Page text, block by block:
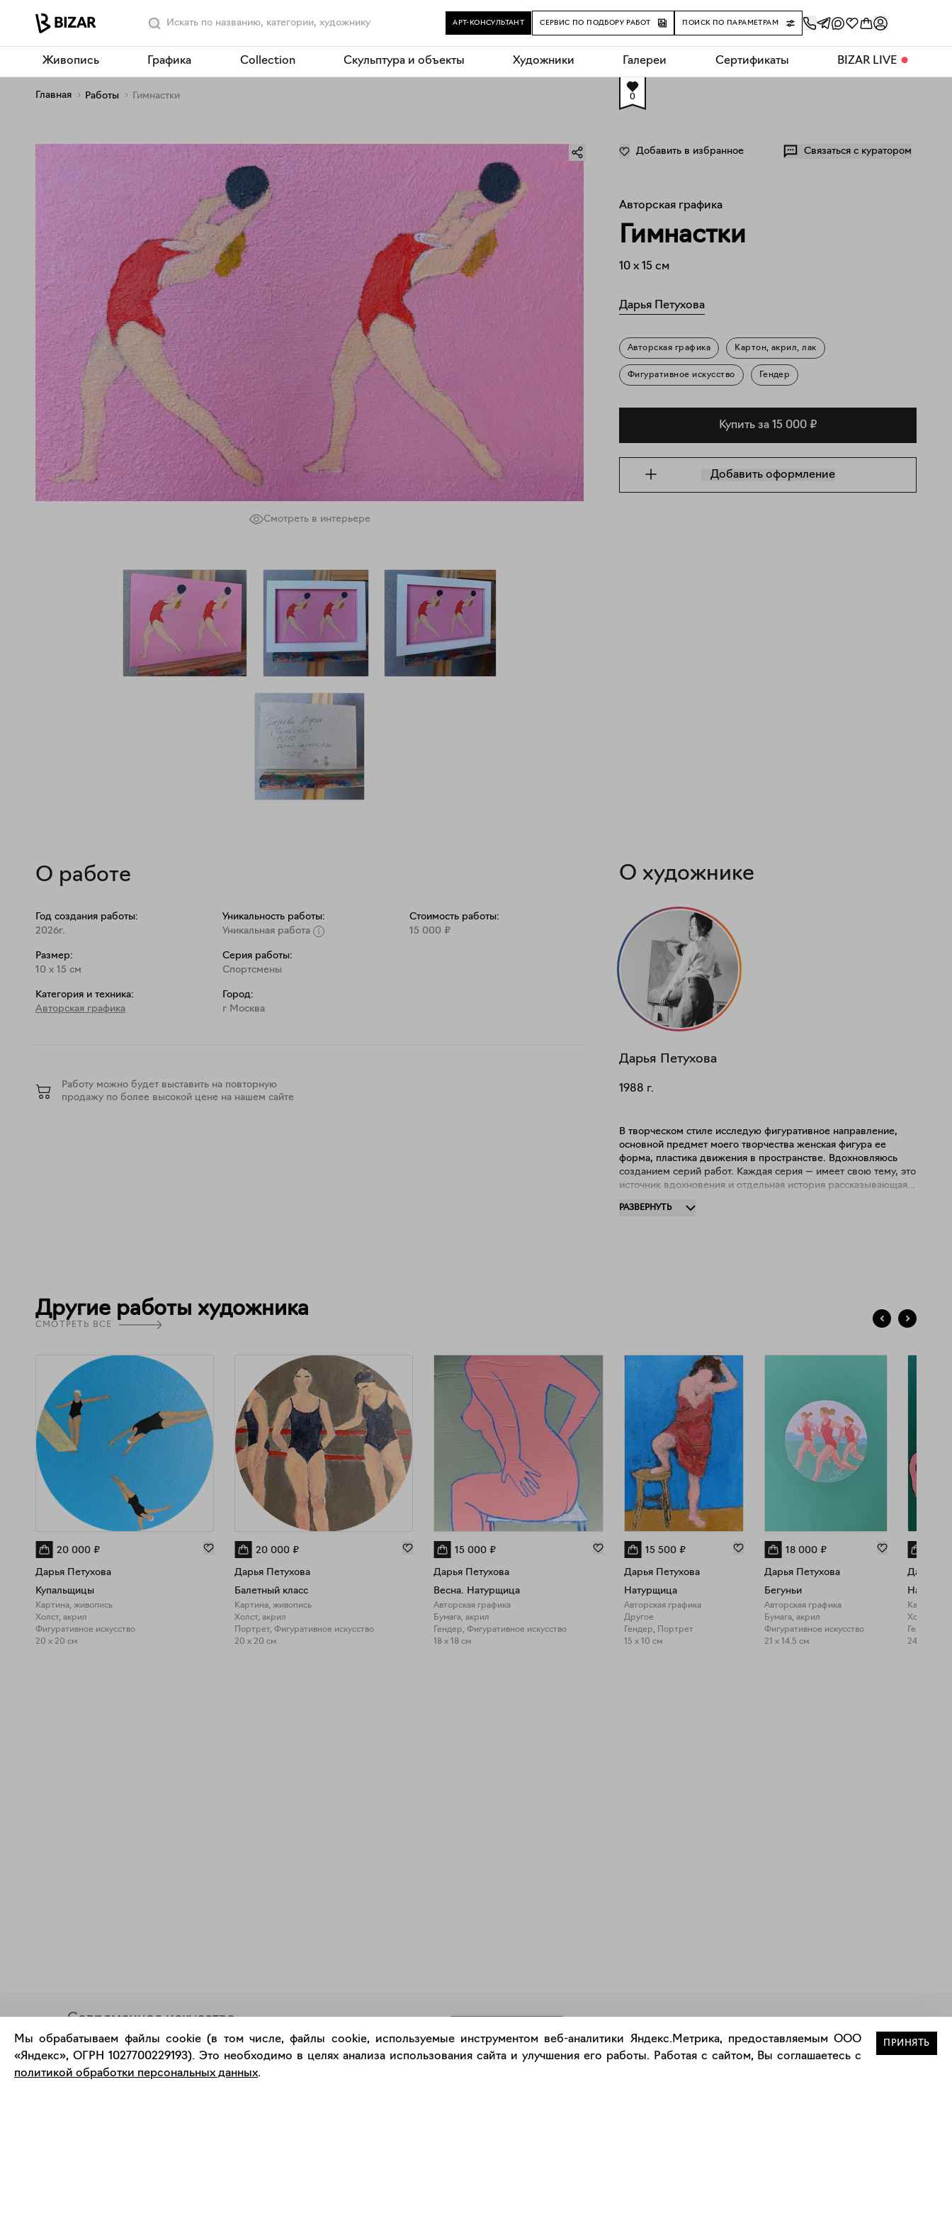
АРТ-КОНСУЛЬТАНТ СЕРВИС ПО ПОДБОРУ РАБОТ ПОИСК ПО ПАРАМЕТРАМ
Живопись Графика Collection Скульптура и объекты Художники Галереи Сертификаты BIZAR LIVE ⬤
Главная Работы Гимнастки
Смотреть в интерьере
0
Добавить в избранное Связаться с куратором
Авторская графика
Гимнастки
10 x 15 см
Дарья Петухова
Авторская графика Картон, акрил, лак
Фигуративное искусство Гендер
Купить за 15 000 ₽
Добавить оформление
О работе
Год создания работы:
2026г.
Размер:
10 x 15 см
Категория и техника:
Авторская графика
Уникальность работы:
Уникальная работа
Серия работы:
Спортсмены
Город:
г Москва
Стоимость работы:
15 000 ₽
Работу можно будет выставить на повторную
продажу по более высокой цене на нашем сайте
О художнике
Дарья Петухова
1988 г.
В творческом стиле исследую фигуративное направление,
основной предмет моего творчества женская фигура ее
форма, пластика движения в пространстве. Вдохновляюсь
созданием серий работ. Каждая серия — имеет свою тему, это
источник вдохновения и отдельная история рассказывающая о
РАЗВЕРНУТЬ
Другие работы художника
СМОТРЕТЬ ВСЕ
20 000 ₽
Дарья Петухова
Купальщицы
Картина, живопись
Холст, акрил
Фигуративное искусство
20 x 20 см
20 000 ₽
Дарья Петухова
Балетный класс
Картина, живопись
Холст, акрил
Портрет, Фигуративное искусство
20 x 20 см
15 000 ₽
Дарья Петухова
Весна. Натурщица
Авторская графика
Бумага, акрил
Гендер, Фигуративное искусство
18 x 18 см
15 500 ₽
Дарья Петухова
Натурщица
Авторская графика
Другое
Гендер, Портрет
15 x 10 см
18 000 ₽
Дарья Петухова
Бегуньи
Авторская графика
Бумага, акрил
Фигуративное искусство
21 x 14.5 см
Дарья
Картина,
Холст,
Гендер,
24 x 18 см
Современное искусство
онлайн
Мы обрабатываем файлы cookie (в том числе, файлы cookie, используемые инструментом веб-аналитики Яндекс.Метрика, предоставляемым ООО
«Яндекс», ОГРН 1027700229193). Это необходимо в целях анализа использования сайта и улучшения его работы. Работая с сайтом, Вы соглашаетесь с
политикой обработки персональных данных.
ПРИНЯТЬ